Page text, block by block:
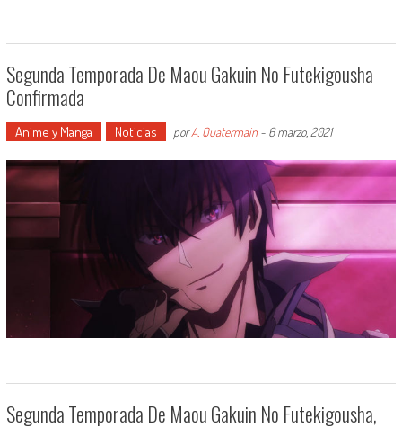
Segunda Temporada De Maou Gakuin No Futekigousha
Confirmada
Anime y Manga Noticias porA. Quatermain- 6 marzo, 2021
Segunda Temporada De Maou Gakuin No Futekigousha,